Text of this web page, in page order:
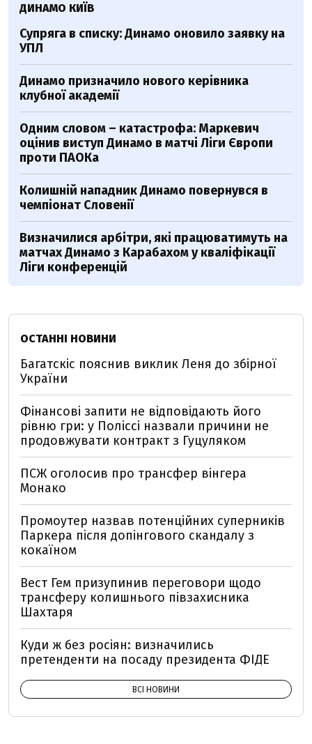
ДИНАМО КИЇВ
Супряга в списку: Динамо оновило заявку на
УПЛ
Динамо призначило нового керівника
клубної академії
Одним словом – катастрофа: Маркевич
оцінив виступ Динамо в матчі Ліги Європи
проти ПАОКа
Колишній нападник Динамо повернувся в
чемпіонат Словенії
Визначилися арбітри, які працюватимуть на
матчах Динамо з Карабахом у кваліфікації
Ліги конференцій
ОСТАННІ НОВИНИ
Багатскіс пояснив виклик Леня до збірної
України
Фінансові запити не відповідають його
рівню гри: у Поліссі назвали причини не
продовжувати контракт з Гуцуляком
ПСЖ оголосив про трансфер вінгера
Монако
Промоутер назвав потенційних суперників
Паркера після допінгового скандалу з
кокаїном
Вест Гем призупинив переговори щодо
трансферу колишнього півзахисника
Шахтаря
Куди ж без росіян: визначились
претенденти на посаду президента ФІДЕ
ВСІ НОВИНИ